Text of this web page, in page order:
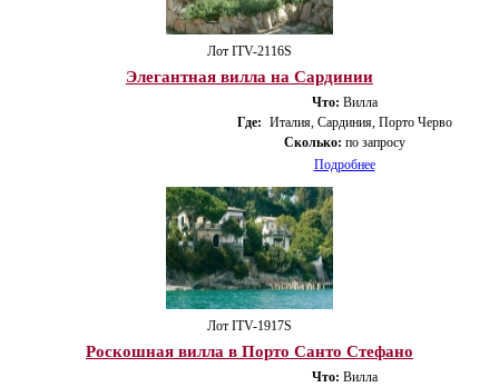
Лот ITV-2116S
Элегантная вилла на Сардинии
Что: Вилла
Где: Италия, Сардиния, Порто Черво
Сколько: по запросу
Подробнее
Лот ITV-1917S
Роскошная вилла в Порто Санто Стефано
Что: Вилла